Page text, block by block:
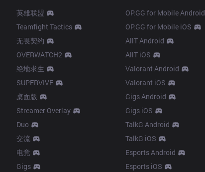
英雄联盟
Teamfight Tactics
无畏契约
OVERWATCH2
绝地求生
SUPERVIVE
桌面版
Streamer Overlay
Duo
交流
电竞
Gigs
OP.GG for Mobile Android
OP.GG for Mobile iOS
AllT Android
AllT iOS
Valorant Android
Valorant iOS
Gigs Android
Gigs iOS
TalkG Android
TalkG iOS
Esports Android
Esports iOS